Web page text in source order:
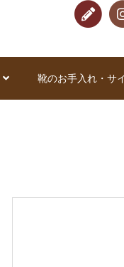
靴のお手入れ・サ